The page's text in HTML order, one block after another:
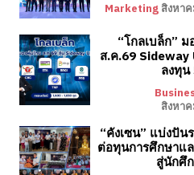
Marketing สิงหา
“โกลเบล็ก”
ส.ค.69 Sideway
ลงทุน
สิงหา
“คังเซน” แบ่งปัน
ต่อทุนการศึกษาแ
สู่นักศึ